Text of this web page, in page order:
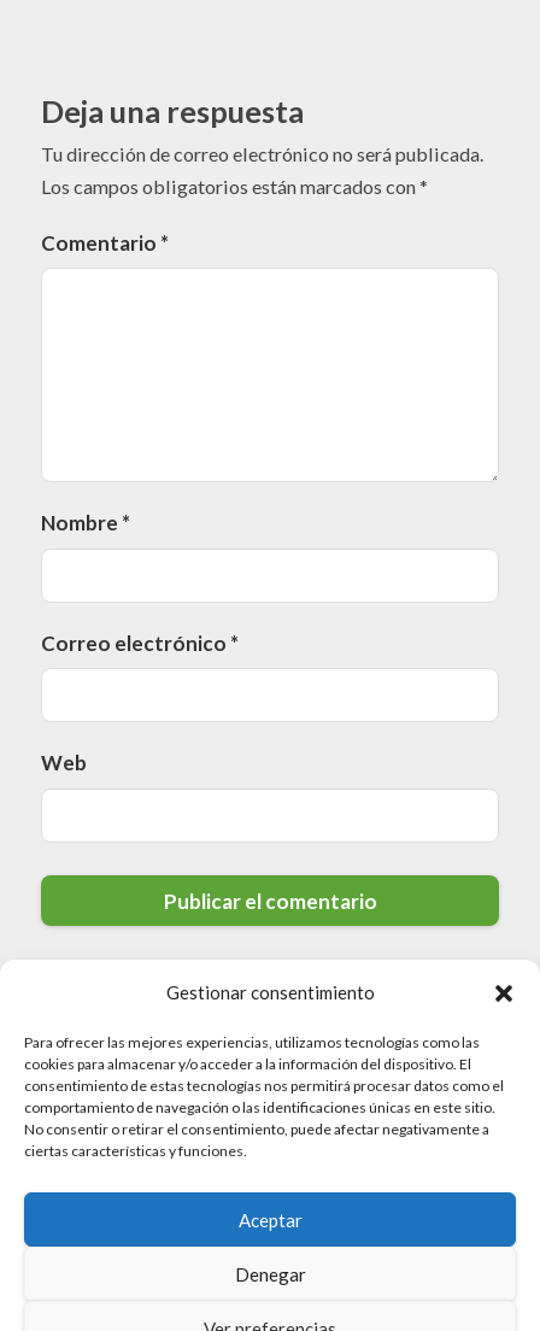
Gestionar consentimiento
Para ofrecer las mejores experiencias, utilizamos tecnologías como las
cookies para almacenar y/o acceder a la información del dispositivo. El
consentimiento de estas tecnologías nos permitirá procesar datos como el
comportamiento de navegación o las identificaciones únicas en este sitio.
No consentir o retirar el consentimiento, puede afectar negativamente a
ciertas características y funciones.
Aceptar
Denegar
Deja una respuesta
Tu dirección de correo electrónico no será publicada.
Los campos obligatorios están marcados con*
Comentario *
Nombre *
Correo electrónico *
Web
© 2026 Valdedios.org · Todos los derechos reservados
Aviso Legal
Mapa del sitio